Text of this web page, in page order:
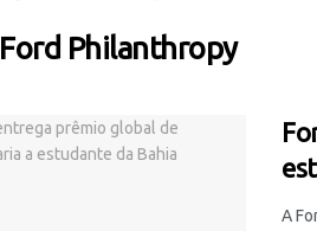
Ford Philanthropy
A